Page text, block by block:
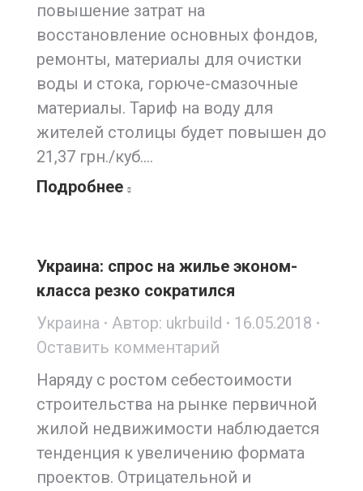
повышение затрат на
восстановление основных фондов,
ремонты, материалы для очистки
воды и стока, горюче-смазочные
материалы. Тариф на воду для
жителей столицы будет повышен до
21,37 грн./куб.…
Подробнее
Украина: спрос на жилье эконом-
класса резко сократился
Украина
Автор: ukrbuild
16.05.2018
Оставить комментарий
Наряду с ростом себестоимости
строительства на рынке первичной
жилой недвижимости наблюдается
тенденция к увеличению формата
проектов. Отрицательной и